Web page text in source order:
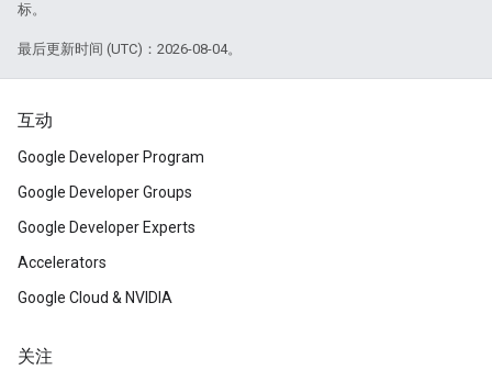
标。
最后更新时间 (UTC)：2026-08-04。
互动
Google Developer Program
Google Developer Groups
Google Developer Experts
Accelerators
Google Cloud & NVIDIA
关注